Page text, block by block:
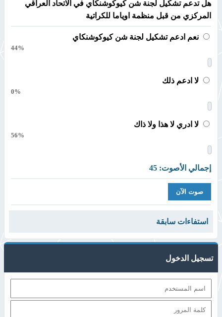
هل تدعم تشكيل لجنة شن كيوكوشنكاي في الاتحاد العراقي
المركزي من قبل منظمة اوياما للكراتية
نعم ادعم تشكيل لجنة شن كيوكوشنكاي
44%
لا ادعم ذلك
0%
لا ادري لا هذا ولا ذاك
56%
إجمالي الأصوت: 45
استفاءات سابقة
تسجيل الدخول